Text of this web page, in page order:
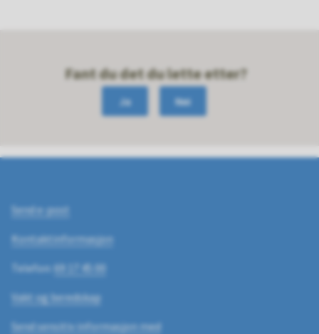
Fant du det du lette etter?
Ja Nei
Send e-post
Kontaktinformasjon
Telefon: 69 17 45 00
Vakt og beredskap
Send sensitiv informasjon med